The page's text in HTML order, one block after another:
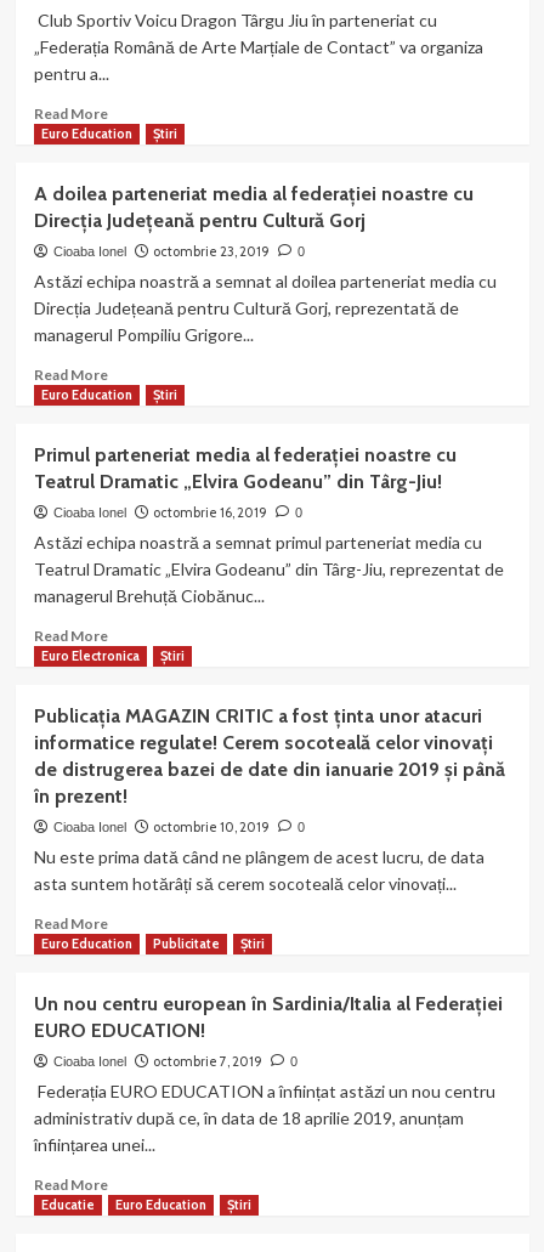
de
Cercetare
Artistică!
Club Sportiv Voicu Dragon Târgu Jiu în parteneriat cu
„Federația Română de Arte Marțiale de Contact” va organiza
pentru a...
Read MoreRead
more
Kick-
Box
in
extremis”,
ediția
a
II
va
fi
de
afiliații
noștri
la
Clubul
Sportiv
Dragon”
la
Jiu!
Euro Education Știri
A doilea parteneriat media al federației noastre cu
Direcția Județeană pentru Cultură Gorj
Cioaba Ionel octombrie 23, 2019 0
Astăzi echipa noastră a semnat al doilea parteneriat media cu
Direcția Județeană pentru Cultură Gorj, reprezentată de
managerul Pompiliu Grigore...
Read MoreRead
more
doilea
parteneriat
media
al
federației
noastre
cu
Județeană
pentru
Gorj
Euro Education Știri
Primul parteneriat media al federației noastre cu
Teatrul Dramatic „Elvira Godeanu” din Târg-Jiu!
Cioaba Ionel octombrie 16, 2019 0
Astăzi echipa noastră a semnat primul parteneriat media cu
Teatrul Dramatic „Elvira Godeanu” din Târg-Jiu, reprezentat de
managerul Brehuță Ciobănuc...
Read MoreRead
more
parteneriat
media
al
federației
noastre
Teatrul
Dramatic
Godeanu”
din
Jiu!
Euro Electronica Știri
Publicația MAGAZIN CRITIC a fost ținta unor atacuri
informatice regulate! Cerem socoteală celor vinovați
de distrugerea bazei de date din ianuarie 2019 și până
în prezent!
Cioaba Ionel octombrie 10, 2019 0
Nu este prima dată când ne plângem de acest lucru, de data
asta suntem hotărâți să cerem socoteală celor vinovați...
Read MoreRead
more
MAGAZIN
CRITIC
a
fost
unor
atacuri
regulate!
Cerem
Euro Education Publicitate Știri
Un nou centru european în Sardinia/Italia al Federației
EURO EDUCATION!
Cioaba Ionel octombrie 7, 2019 0
Federația EURO EDUCATION a înființat astăzi un nou centru
administrativ după ce, în data de 18 aprilie 2019, anunțam
înființarea unei...
Read MoreRead
more
Educatie Euro Education Știri